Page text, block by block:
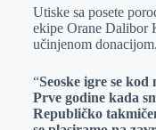
Utiske sa posete
ekipe Orane Dalibor
učinjenom donacijom.
“Seoske igre se
Prve godine kada
Republičko